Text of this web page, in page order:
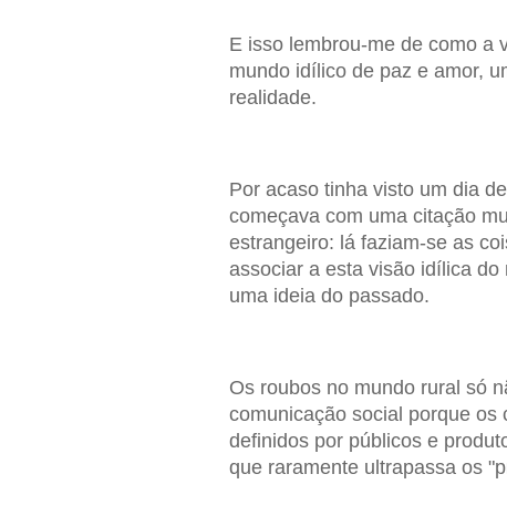
E isso lembrou-me de como a
mundo idílico de paz e amor,
realidade.
Por acaso tinha visto um dia
começava com uma citação
estrangeiro: lá faziam-se as
associar a esta visão idílica
uma ideia do passado.
Os roubos no mundo rural só
comunicação social porque os
definidos por públicos e
que raramente ultrapassa os